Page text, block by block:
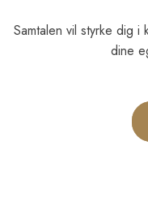
Samtalen vil styrke dig
dine